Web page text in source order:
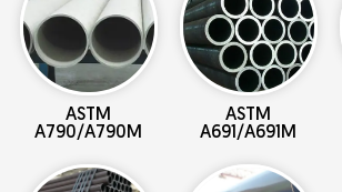
ASTM
A790/A790M
ASTM
A691/A691M